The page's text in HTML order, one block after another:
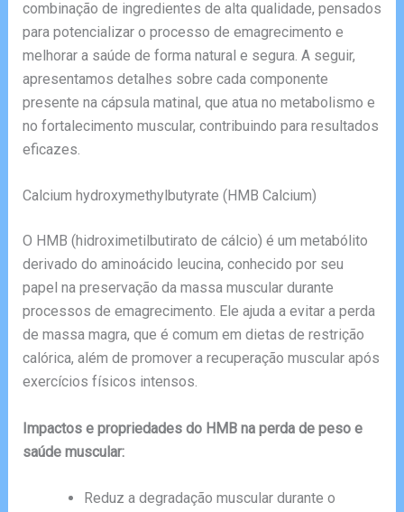
combinação de ingredientes de alta qualidade, pensados
para potencializar o processo de emagrecimento e
melhorar a saúde de forma natural e segura. A seguir,
apresentamos detalhes sobre cada componente
presente na cápsula matinal, que atua no metabolismo e
no fortalecimento muscular, contribuindo para resultados
eficazes.
Calcium hydroxymethylbutyrate (HMB Calcium)
O HMB (hidroximetilbutirato de cálcio) é um metabólito
derivado do aminoácido leucina, conhecido por seu
papel na preservação da massa muscular durante
processos de emagrecimento. Ele ajuda a evitar a perda
de massa magra, que é comum em dietas de restrição
calórica, além de promover a recuperação muscular após
exercícios físicos intensos.
Impactos e propriedades do HMB na perda de peso e
saúde muscular:
Reduz a degradação muscular durante o